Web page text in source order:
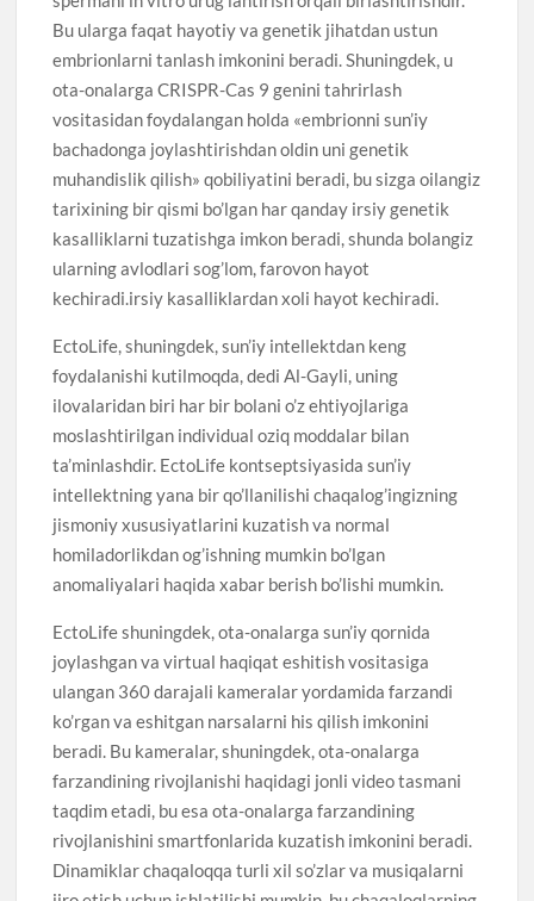
Bu ularga faqat hayotiy va genetik jihatdan ustun
embrionlarni tanlash imkonini beradi. Shuningdek, u
ota-onalarga CRISPR-Cas 9 genini tahrirlash
vositasidan foydalangan holda «embrionni sun’iy
bachadonga joylashtirishdan oldin uni genetik
muhandislik qilish» qobiliyatini beradi, bu sizga oilangiz
tarixining bir qismi bo’lgan har qanday irsiy genetik
kasalliklarni tuzatishga imkon beradi, shunda bolangiz
ularning avlodlari sog’lom, farovon hayot
kechiradi.irsiy kasalliklardan xoli hayot kechiradi.
EctoLife, shuningdek, sun’iy intellektdan keng
foydalanishi kutilmoqda, dedi Al-Gayli, uning
ilovalaridan biri har bir bolani o’z ehtiyojlariga
moslashtirilgan individual oziq moddalar bilan
ta’minlashdir. EctoLife kontseptsiyasida sun’iy
intellektning yana bir qo’llanilishi chaqalog’ingizning
jismoniy xususiyatlarini kuzatish va normal
homiladorlikdan og’ishning mumkin bo’lgan
anomaliyalari haqida xabar berish bo’lishi mumkin.
EctoLife shuningdek, ota-onalarga sun’iy qornida
joylashgan va virtual haqiqat eshitish vositasiga
ulangan 360 darajali kameralar yordamida farzandi
ko’rgan va eshitgan narsalarni his qilish imkonini
beradi. Bu kameralar, shuningdek, ota-onalarga
farzandining rivojlanishi haqidagi jonli video tasmani
taqdim etadi, bu esa ota-onalarga farzandining
rivojlanishini smartfonlarida kuzatish imkonini beradi.
Dinamiklar chaqaloqqa turli xil so’zlar va musiqalarni